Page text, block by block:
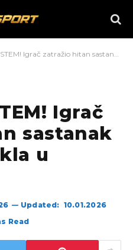
zatražio hitan sastanak nakon debakla u Kaunasu!
Igrač
sastanak
u
Updated: 10.01.2026
Read